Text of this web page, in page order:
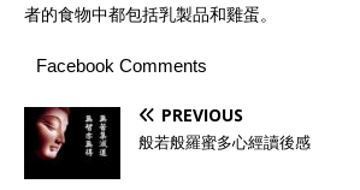
者的食物中都包括乳製品和雞蛋。
Facebook Comments
PREVIOUS
般若般羅蜜多心經讀後感